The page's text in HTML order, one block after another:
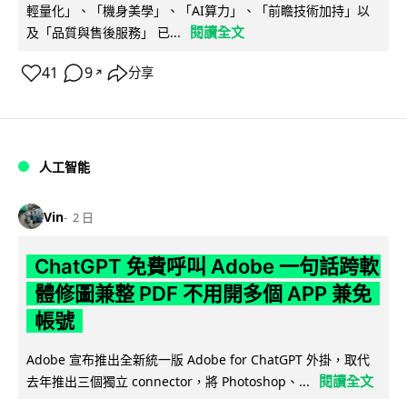
輕量化」、「機身美學」、「AI算力」、「前瞻技術加持」以
及「品質與售後服務」 已...
閱讀全文
41 9 ↗ 分享
人工智能
Vin 2 日
ChatGPT 免費呼叫 Adobe 一句話跨軟
體修圖兼整 PDF 不用開多個 APP 兼免
帳號
Adobe 宣布推出全新統一版 Adobe for ChatGPT 外掛，取代
去年推出三個獨立 connector，將 Photoshop、...
閱讀全文